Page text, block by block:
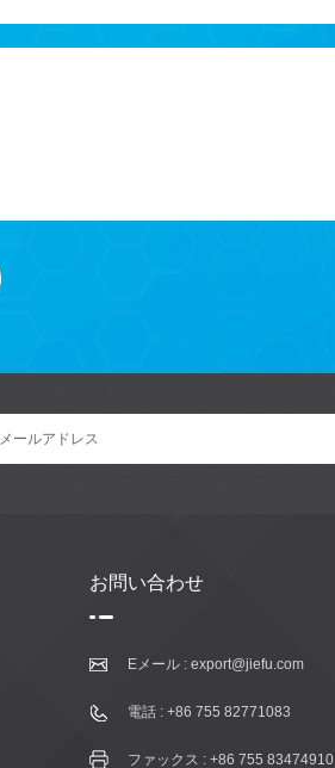
お問い合わせ
Eメール : export@jiefu.com
電話 : +86 755 82771083
ファックス : +86 755 83474910